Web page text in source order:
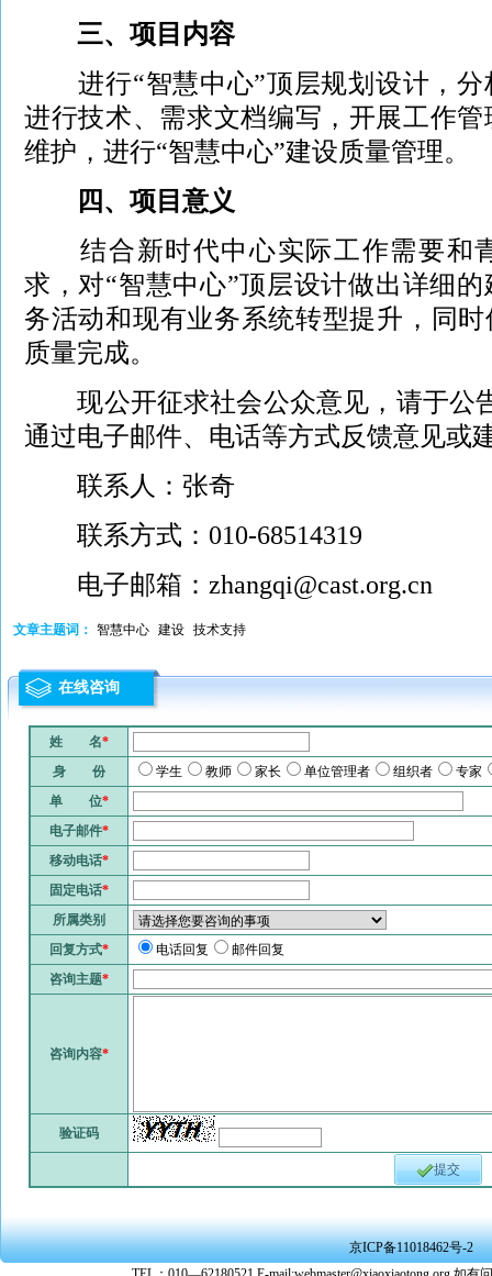
三、项目内容
进行“智慧中心”顶层规划设计，分
进行技术、需求文档编写，开展工作
维护，进行“智慧中心”建设质量管理。
四、项目意义
结合新时代中心实际工作需要和
求，对“智慧中心”顶层设计做出详细
务活动和现有业务系统转型提升，同
质量完成。
现公开征求社会公众意见，请于公
通过电子邮件、电话等方式反馈意见或
联系人：张奇
联系方式：010-68514319
电子邮箱：zhangqi@cast.org.cn
文章主题词： 智慧中心 建设 技术支持
在线咨询
姓 名*
身 份
学生 教师 家长 单位管理者 组织者
专家
单 位*
电子邮件*
移动电话*
固定电话*
所属类别
回复方式* 电话回复
邮件回复
咨询主题*
咨询内容*
验证码
提交
京ICP备11018462号-2